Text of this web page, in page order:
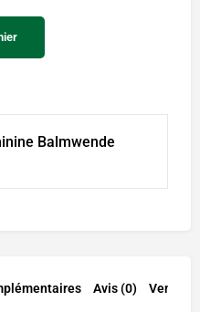
Balmwende
Avis (0) Vendor